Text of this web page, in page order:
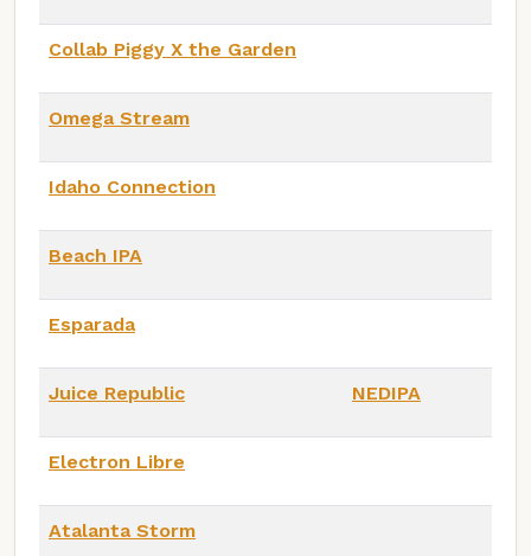
Collab Piggy X the Garden
Omega Stream
Idaho Connection
Beach IPA
Esparada
Juice Republic NEDIPA
Electron Libre
Atalanta Storm